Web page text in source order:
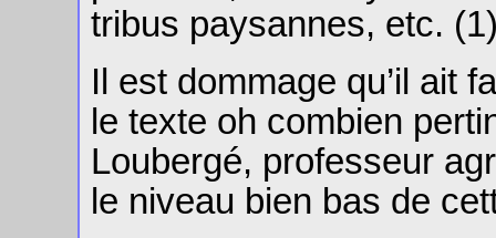
tribus paysannes, etc.
Il est dommage qu’il ait
le texte oh combien
Loubergé, professeur
le niveau bien bas de